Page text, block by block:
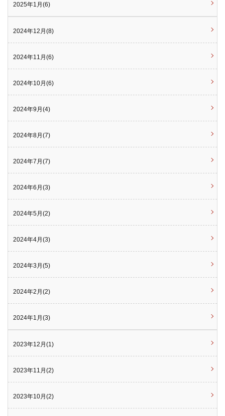
2025年1月(6)
2024年12月(8)
2024年11月(6)
2024年10月(6)
2024年9月(4)
2024年8月(7)
2024年7月(7)
2024年6月(3)
2024年5月(2)
2024年4月(3)
2024年3月(5)
2024年2月(2)
2024年1月(3)
2023年12月(1)
2023年11月(2)
2023年10月(2)